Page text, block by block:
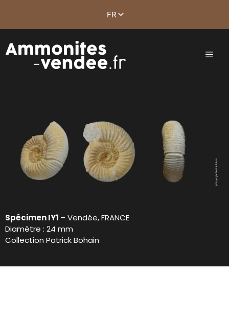
Spécimen IY1 – Vendée, FRANCE
Diamètre : 24 mm
Collection Patrick Bohain